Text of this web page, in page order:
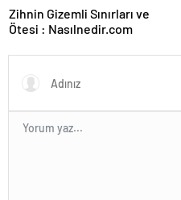
Zihnin Gizemli Sınırları ve
Ötesi : Nasılnedir.com